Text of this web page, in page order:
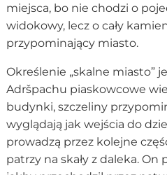
miejsca, bo nie chodzi o
widokowy, lecz o cały
przypominający miasto.
Określenie „skalne miasto”
Adršpachu piaskowcowe
budynki, szczeliny
wyglądają jak wejścia do
prowadzą przez kolejne
patrzy na skały z daleka.